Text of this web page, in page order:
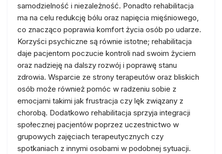
samodzielność i niezależność. Ponadto rehabilitacja
ma na celu redukcję bólu oraz napięcia mięśniowego,
co znacząco poprawia komfort życia osób po udarze.
Korzyści psychiczne są równie istotne; rehabilitacja
daje pacjentom poczucie kontroli nad swoim życiem
oraz nadzieję na dalszy rozwój i poprawę stanu
zdrowia. Wsparcie ze strony terapeutów oraz bliskich
osób może również pomóc w radzeniu sobie z
emocjami takimi jak frustracja czy lęk związany z
chorobą. Dodatkowo rehabilitacja sprzyja integracji
społecznej pacjentów poprzez uczestnictwo w
grupowych zajęciach terapeutycznych czy
spotkaniach z innymi osobami w podobnej sytuacji.